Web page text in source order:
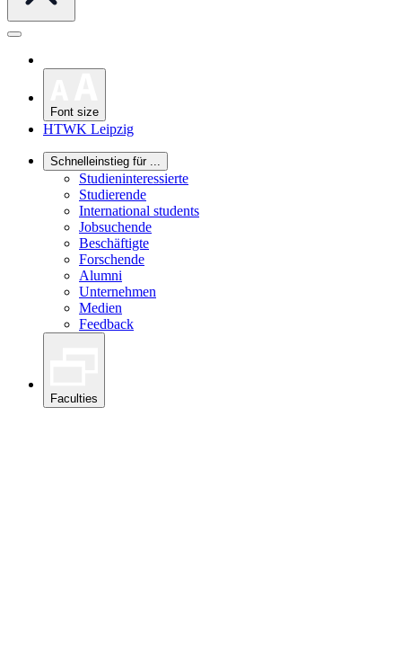
Font size
HTWK Leipzig
Schnelleinstieg für ...
Studieninteressierte
Studierende
International students
Jobsuchende
Beschäftigte
Forschende
Alumni
Unternehmen
Medien
Feedback
Faculties